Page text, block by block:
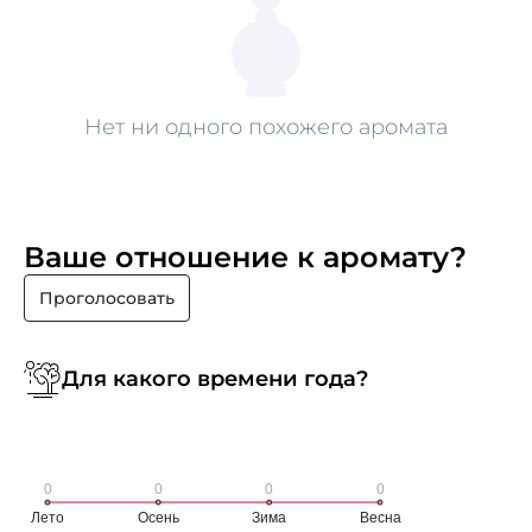
Нет ни одного похожего аромата
Ваше отношение к аромату?
Проголосовать
Для какого времени года?